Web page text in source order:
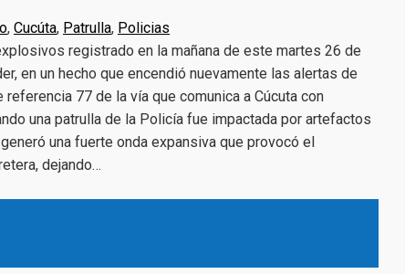
, Cucúta, Patrulla, Policias
registrado en la mañana de este martes 26 de
en un hecho que encendió nuevamente las alertas de
77 de la vía que comunica a Cúcuta con
una patrulla de la Policía fue impactada por artefactos
una fuerte onda expansiva que provocó el
dejando…